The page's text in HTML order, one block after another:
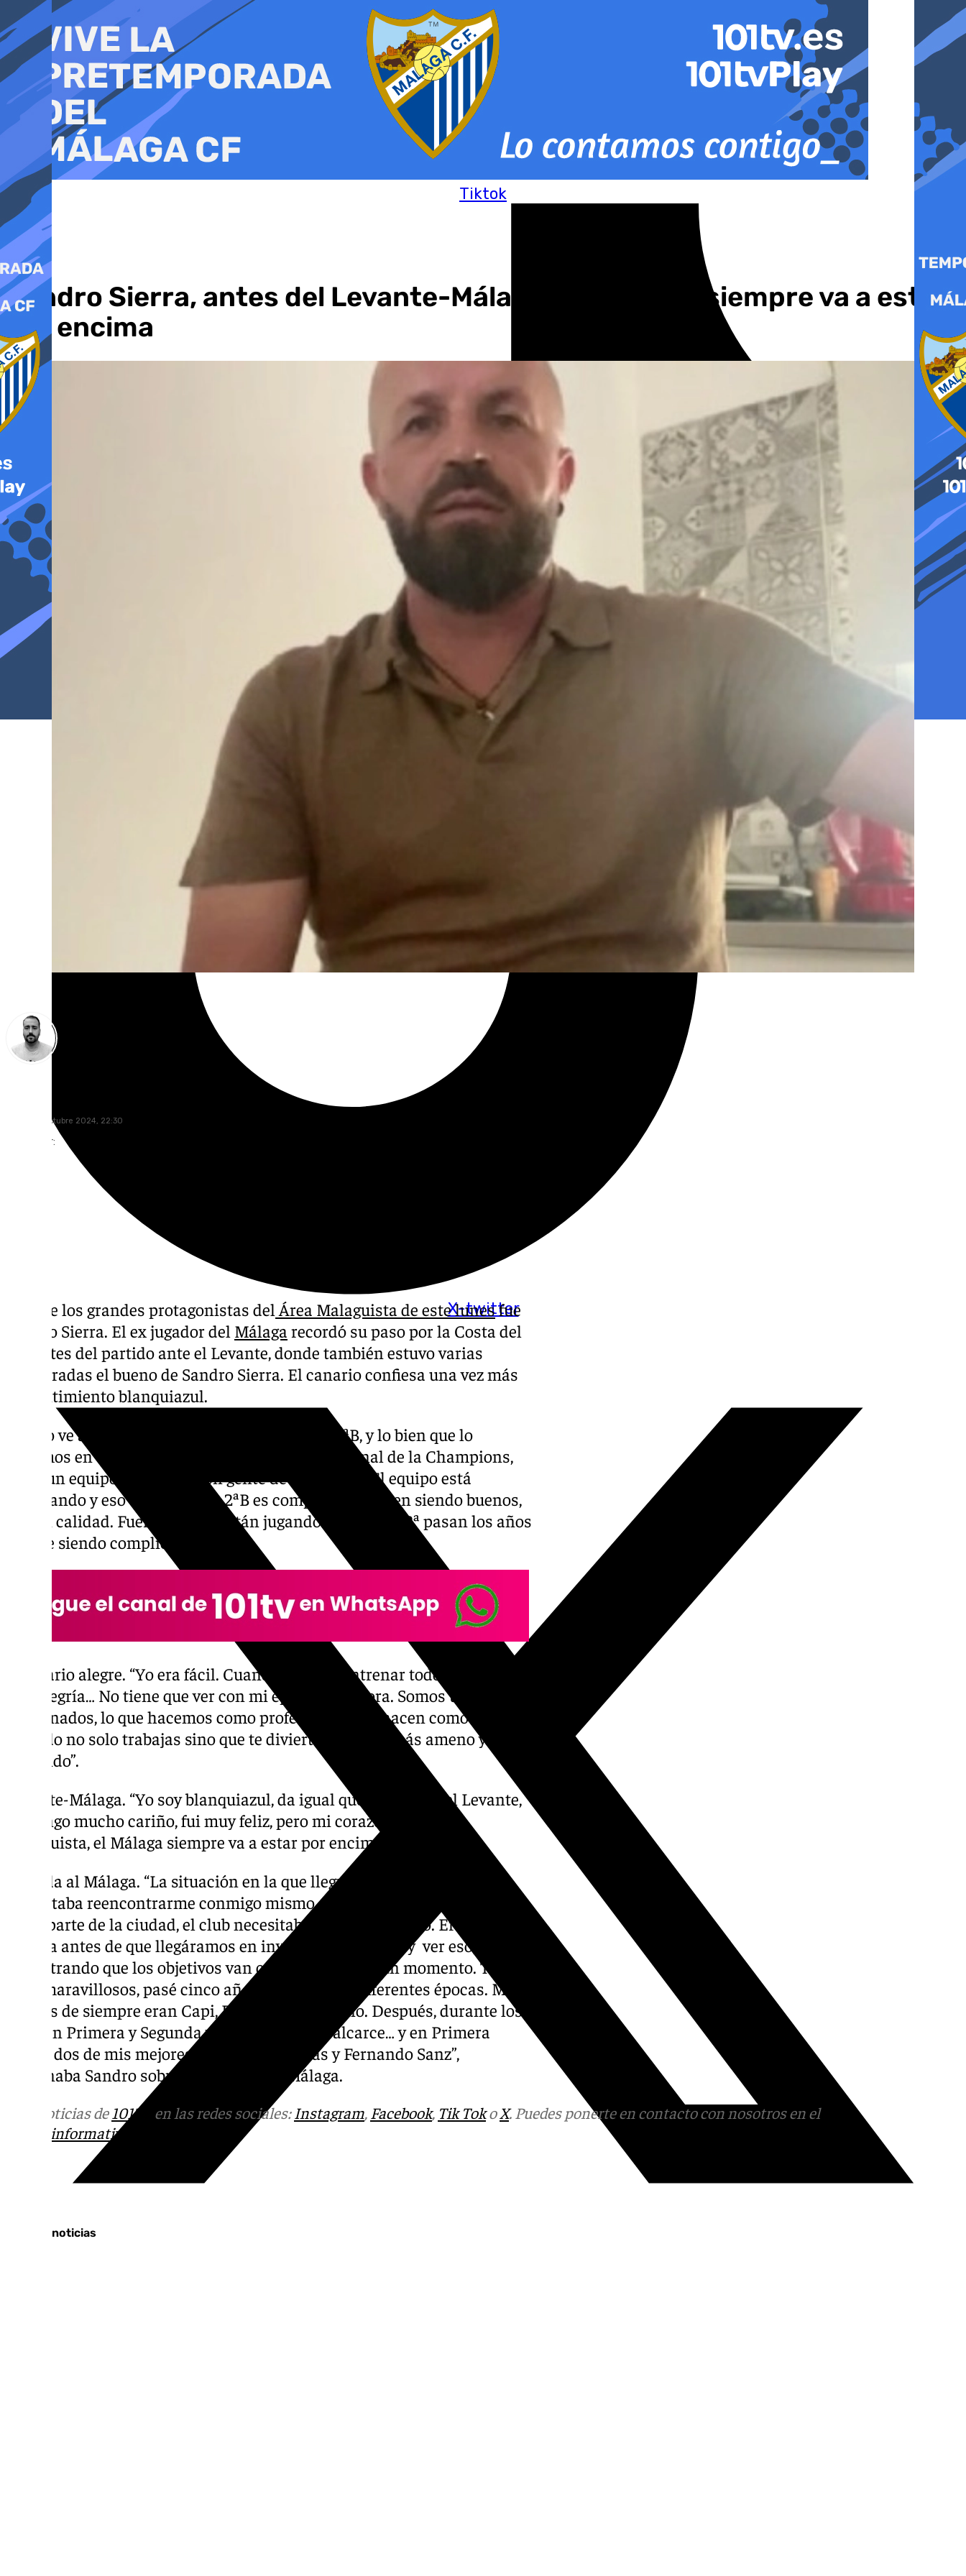
al
contenido
Tiktok
X-twitter
Sandro Sierra, antes del Levante-Málaga: «El Málaga siempre va a estar
por encima
lunes, 28 octubre 2024, 22:30
Compartir:
Uno de los grandes protagonistas del Área Malaguista de este lunesfue
Sandro Sierra. El ex jugador del Málaga recordó su paso por la Costa del
Sol antes del partido ante el Levante, donde también estuvo varias
temporadas el bueno de Sandro Sierra. El canario confiesa una vez más
su sentimiento blanquiazul.
¿Cómo ve al equipo? “Después del descenso a 2ªB, y lo bien que lo
pasamos en el ascenso que canté el gol como la final de la Champions,
veo a un equipo creciendo con gente de la cantera. El equipo está
puntuando y eso es bueno. En 2ªB es complicado, siguen siendo buenos,
tienen calidad. Fuera de casa están jugando bien. En la 2ª pasan los años
y sigue siendo complicado”.
Vestuario alegre. “Yo era fácil. Cuando tú vas a entrenar todos los días
con alegría… No tiene que ver con mi época con ahora. Somos unos
afortunados, lo que hacemos como profesión, lo que hacen como hobby.
Cuando no solo trabajas sino que te diviertes, todo es más ameno y
divertido”.
Levante-Málaga. “Yo soy blanquiazul, da igual que lo vean en el Levante,
les tengo mucho cariño, fui muy feliz, pero mi corazón es 1000%
malaguista, el Málaga siempre va a estar por encima”.
Llegada al Málaga. “La situación en la que llegué en el 97 era que
necesitaba reencontrarme conmigo mismo. Llego en diciembre viendo
que, aparte de la ciudad, el club necesitaba lo mismo que yo. Eran una
familia antes de que llegáramos en invierno. Fue entrar y ver eso, te vas
encontrando que los objetivos van creciendo y llega un momento. Todos
eran maravillosos, pasé cinco años y medio. Son diferentes épocas. Mis
amigos de siempre eran Capi, Basti, Roteta, Quino. Después, durante los
años en Primera y Segunda vinieron Rufete, Valcarce… y en Primera
llegan dos de mis mejores amigos; Contreras y Fernando Sanz”,
terminaba Sandro sobre su etapa en el Málaga.
Más noticias de 101TV en las redes sociales: Instagram, Facebook, Tik TokoX. Puedes ponerte en contacto con nosotros en el
informativos@101tv.es
Últimas noticias